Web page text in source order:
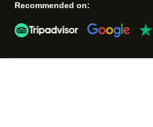
Recommended on: